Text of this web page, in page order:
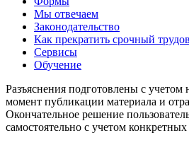
Мы отвечаем
Законодательство
Как прекратить срочный
Сервисы
Обучение
Разъяснения подготовлены с
момент публикации материала и
Окончательное решение
самостоятельно с учетом конкретных